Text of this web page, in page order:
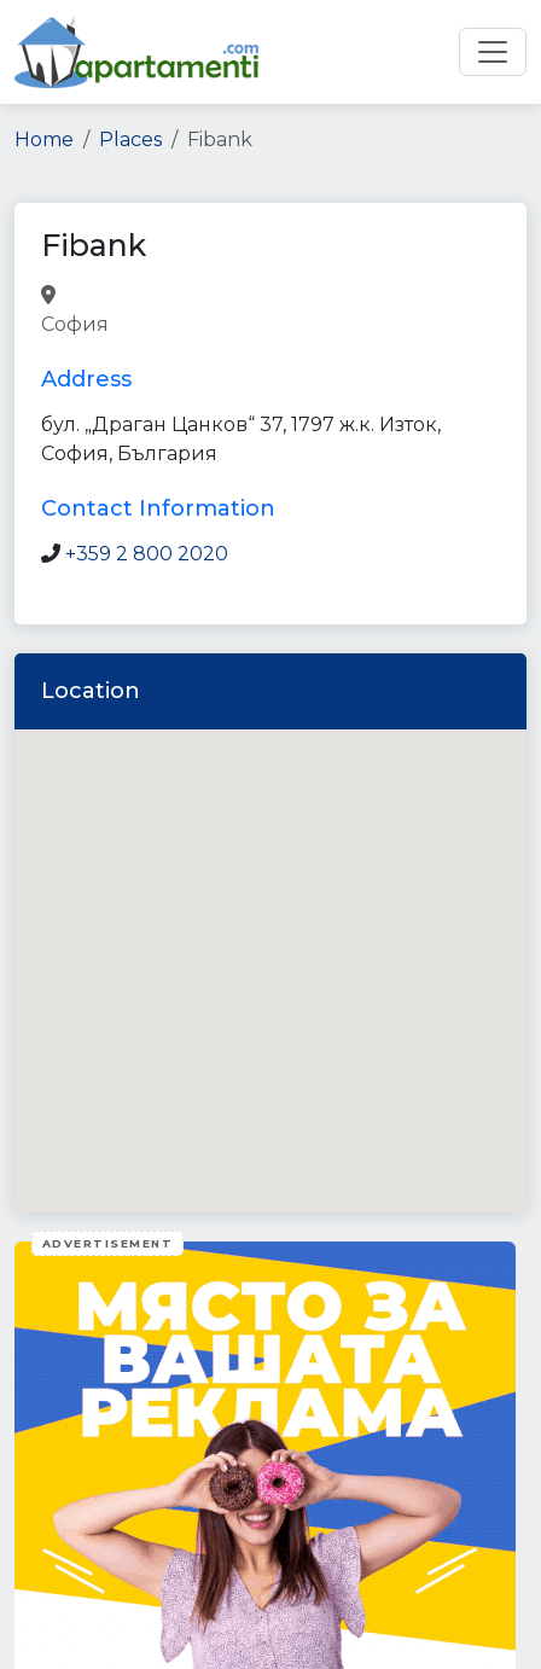
Home Places Fibank
Fibank
София
Address
бул. „Драган Цанков“ 37, 1797 ж.к. Изток,
София, България
Contact Information
+359 2 800 2020
Location
ADVERTISEMENT